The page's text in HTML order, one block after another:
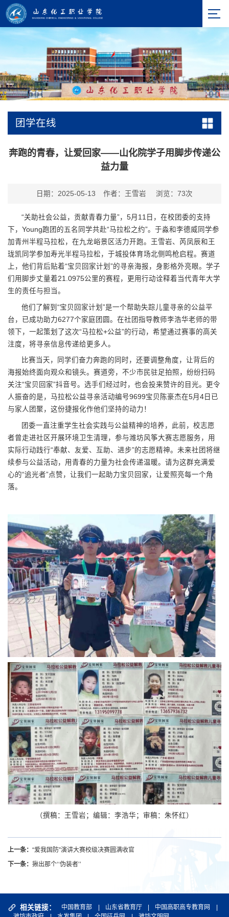
团学在线
奔跑的青春，让爱回家——山化院学子用脚步传递公
益力量
日期：2025-05-13 作者：王雪岩 浏览： 73次
“关助社会公益，贡献青春力量”，5月11日，在校团委的支持
下，Young跑团的五名同学共赴“马拉松之约”。于淼和李德威同学参
加青州半程马拉松，在九龙峪景区活力开跑。王雪岩、芮凤辰和王
珑凯同学参加寿光半程马拉松，于城投体育场北侧鸣枪启程。赛道
上，他们背后贴着“宝贝回家计划”的寻亲海报，身影格外亮眼。学子
们用脚步丈量着21.0975公里的赛程，更用行动诠释着当代青年大学
生的责任与担当。
他们了解到“宝贝回家计划”是一个帮助失踪儿童寻亲的公益平
台，已成功助力6277个家庭团圆。在社团指导教师李浩华老师的带
领下，一起策划了这次“马拉松+公益”的行动，希望通过赛事的高关
注度，将寻亲信息传递给更多人。
比赛当天，同学们奋力奔跑的同时，还要调整角度，让背后的
海报始终面向观众和镜头。赛道旁，不少市民驻足拍照，纷纷扫码
关注“宝贝回家”抖音号。选手们经过时，也会投来赞许的目光。更令
人振奋的是，马拉松公益寻亲活动编号9699宝贝陈豪杰在5月4日已
与家人团聚，这份捷报化作他们坚持的动力！
团委一直注重学生社会实践与公益精神的培养，此前，校志愿
者曾走进社区开展环境卫生清理，参与潍坊风筝大赛志愿服务，用
实际行动践行“奉献、友爱、互助、进步”的志愿精神。未来社团将继
续参与公益活动，用青春的力量为社会传递温暖。请为这群充满爱
心的“追光者”点赞，让我们一起助力宝贝回家，让爱照亮每一个角
落。
（撰稿：王雪岩；编辑：李浩华；审稿：朱怀红）
上一条： “爱我国防”演讲大赛校级决赛圆满收官
下一条： 揪出那个‘‘伪装者’’
相关链接： 中国教育部 山东省教育厅 中国高职高专教育网